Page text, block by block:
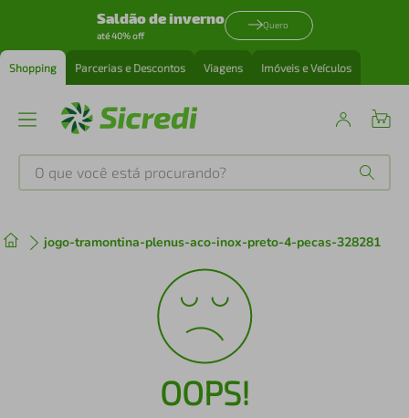
Saldão de inverno
até 40% off
Quero
Shopping Parcerias e Descontos Viagens Imóveis e Veículos
O que você está procurando?
jogo-tramontina-plenus-aco-inox-preto-4-pecas-328281
OOPS!